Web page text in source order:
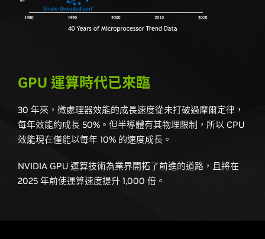
GPU 運算時代已來臨
30 年來，微處理器效能的成長速度從未打破過摩爾定律，
每年效能約成長 50%。但半導體有其物理限制，所以 CPU
效能現在僅能以每年 10% 的速度成長。
NVIDIA GPU 運算技術為業界開拓了前進的道路，且將在
2025 年前使運算速度提升 1,000 倍。